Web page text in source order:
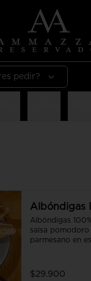
pedir?
Albóndigas
Albóndigas
salsa pomodoro
parmesano en
$29.900